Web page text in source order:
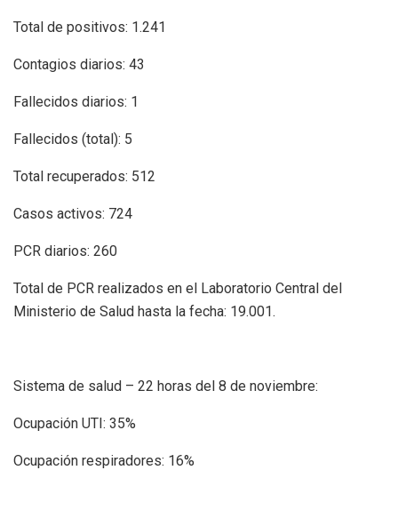
Total de positivos: 1.241
Contagios diarios: 43
Fallecidos diarios: 1
Fallecidos (total): 5
Total recuperados: 512
Casos activos: 724
PCR diarios: 260
Total de PCR realizados en el Laboratorio Central del
Ministerio de Salud hasta la fecha: 19.001.
Sistema de salud – 22 horas del 8 de noviembre:
Ocupación UTI: 35%
Ocupación respiradores: 16%